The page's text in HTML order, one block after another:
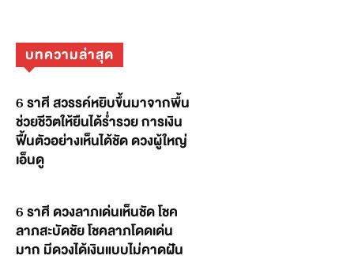
บทความล่าสุด
6 ราศี สวรรค์หยิบขึ้นมาจากพื้น
ช่วยชีวิตให้ยืนได้ร่ำรวย การเงิน
ฟื้นตัวอย่างเห็นได้ชัด ดวงผู้ใหญ่
เอ็นดู
6 ราศี ดวงลาภเด่นเห็นชัด โชค
ลาภสะบัดชัย โชคลาภโดดเด่น
มาก มีดวงได้เงินแบบไม่คาดฝัน